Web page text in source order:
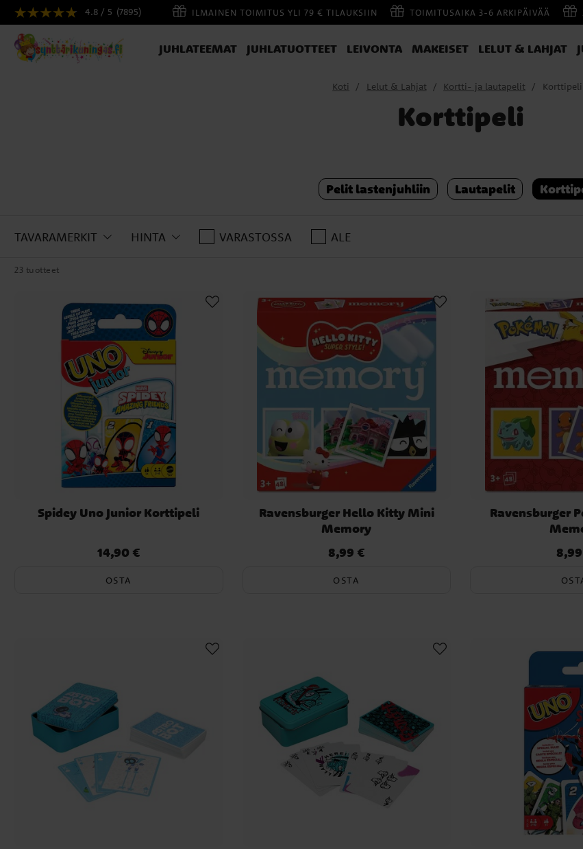
4.8 / 5 (7895) ILMAINEN TOIMITUS YLI 79 € TILAUKSIIN TOIMITUSAIKA 3-6 ARKIPÄIVÄÄ
JUHLATEEMAT JUHLATUOTTEET LEIVONTA MAKEISET LELUT & LAHJAT
Koti Lelut & Lahjat Kortti- ja lautapelit Korttipeli
Korttipeli
Pelit lastenjuhliin Lautapelit
TAVARAMERKIT HINTA VARASTOSSA ALE
23 tuotteet
Spidey Uno Junior Korttipeli
Hinta:14,90 €
14,90 €
OSTA
Ravensburger Hello Kitty Mini
Memory
Hinta:8,99 €
8,99 €
OSTA
Ravensburger
Hinta: